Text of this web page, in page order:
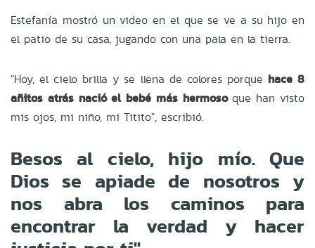
Estefanía mostró un video en el que se ve a su hijo en
el patio de su casa, jugando con una pala en la tierra.
"Hoy, el cielo brilla y se llena de colores porque hace 8
añitos atrás nació el bebé más hermoso que han visto
mis ojos, mi niño, mi Titito", escribió.
Besos al cielo, hijo mío. Que
Dios se apiade de nosotros y
nos abra los caminos para
encontrar la verdad y hacer